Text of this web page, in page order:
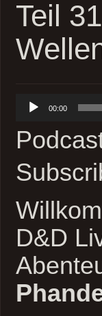
Teil
Audio-
Player
00:00
D&D